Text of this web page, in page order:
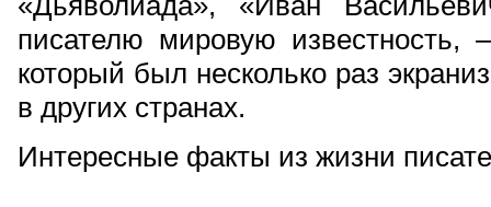
писателю мировую
который был несколько раз
в других странах.
Интересные факты из жизни